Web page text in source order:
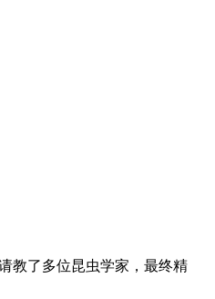
教了多位昆虫学家，最终精